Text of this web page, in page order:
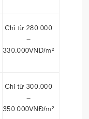
Chỉ từ 280.000
–
330.000VNĐ/m²
Chỉ từ 300.000
–
350.000VNĐ/m²